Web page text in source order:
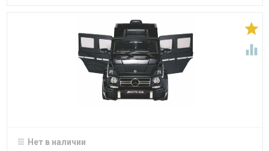


Нет в наличии